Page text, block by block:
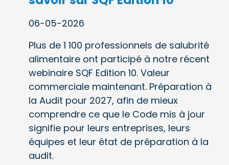
06-05-2026
Plus de 1 100 professionnels de salubrité
alimentaire ont participé à notre récent
webinaire SQF Edition 10. Valeur
commerciale maintenant. Préparation à
la Audit pour 2027, afin de mieux
comprendre ce que le Code mis à jour
signifie pour leurs entreprises, leurs
équipes et leur état de préparation à la
audit.